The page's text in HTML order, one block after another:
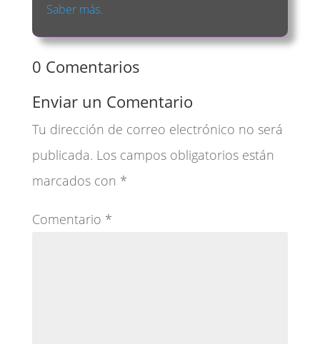
Saber más.
0 Comentarios
Enviar un Comentario
Tu dirección de correo electrónico no será
publicada. Los campos obligatorios están
marcados con *
Comentario *